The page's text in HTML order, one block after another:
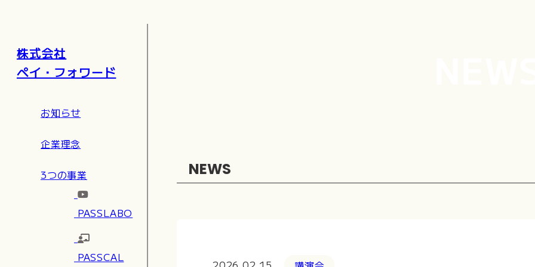
株式会社
ペイ・フォワード
お知らせ
企業理念
3つの事業
PASSLABO
PASSCAL
NEWS